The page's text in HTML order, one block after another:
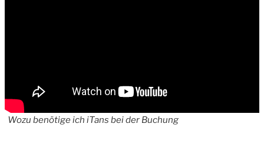
Wozu benötige ich iTans bei der Buchung